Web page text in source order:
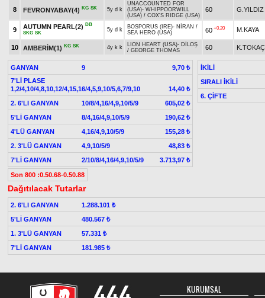
8 FEVRONYABAY(4) KG SK 5y d k
UNACCOUNTED FOR
(USA)- WHIPPOORWILL
(USA) / COX'S RIDGE (USA)
60 G.YILDIZ
9 AUTUMN PEARL(2) DB
SKG SK
5y d k BOSPORUS (IRE)- NİRAN /
SEA HERO (USA)
60 +0.20 M.KAYA
10 AMBERİM(1) KG SK 4y k k LION HEART (USA)- DİLOŞ
/ GEORGE THOMAS 60
GANYAN 9
9,70 ₺
7'Lİ PLASE
1,2/4,10/4,8,10,12/4,15,16/4,5,9,10/5,6,7/9,10
14,40 ₺
2. 6'LI GANYAN
10/8/4,16/4,9,10/5/9
605,02 ₺
5'Lİ GANYAN
8/4,16/4,9,10/5/9
190,62 ₺
4'LÜ GANYAN
4,16/4,9,10/5/9
155,28 ₺
2. 3'LÜ GANYAN
4,9,10/5/9
48,83 ₺
7'Lİ GANYAN
2/10/8/4,16/4,9,10/5/9 3.713,97 ₺
İKİLİ
SIRALI İKİLİ
6. ÇİFTE
Son 800 :0.50.68-0.50.88
Dağıtılacak Tutarlar
2. 6'LI GANYAN
1.288.101 ₺
5'Lİ GANYAN
480.567 ₺
1. 3'LÜ GANYAN
57.331 ₺
7'Lİ GANYAN
181.985 ₺
KURUMSAL